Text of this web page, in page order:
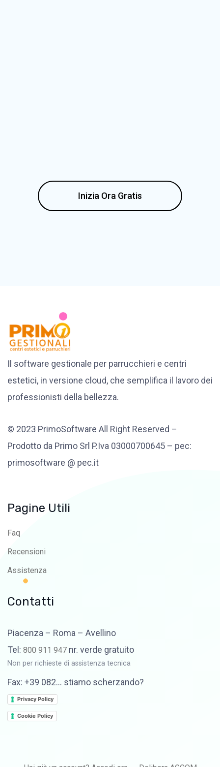
Inizia Ora Gratis
Il software gestionale per parrucchieri e centri
estetici, in versione cloud, che semplifica il lavoro dei
professionisti della bellezza.
© 2023 PrimoSoftware All Right Reserved –
Prodotto da Primo Srl P.Iva 03000700645 – pec:
primosoftware @ pec.it
Pagine Utili
Faq
Recensioni
Assistenza
Contatti
Piacenza – Roma – Avellino
Tel: 800 911 947 nr. verde gratuito
Non per richieste di assistenza tecnica
Fax: +39 082… stiamo scherzando?
Privacy Policy
Cookie Policy